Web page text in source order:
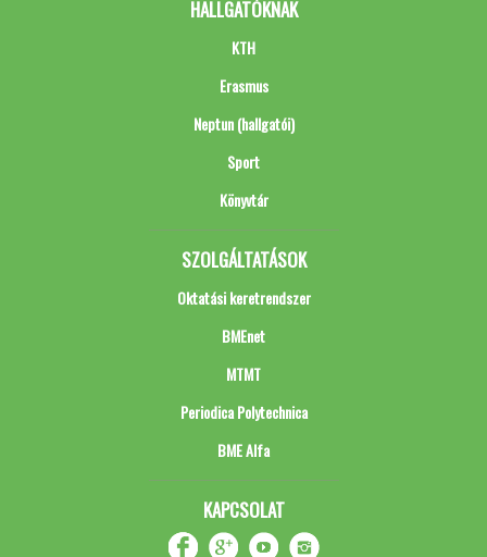
HALLGATÓKNAK
KTH
Erasmus
Neptun (hallgatói)
Sport
Könyvtár
SZOLGÁLTATÁSOK
Oktatási keretrendszer
BMEnet
MTMT
Periodica Polytechnica
BME Alfa
KAPCSOLAT